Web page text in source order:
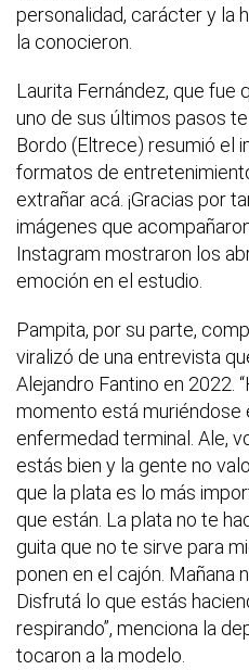
personalidad, carácter y la
la conocieron.
Laurita Fernández, que fue
uno de sus últimos pasos
Bordo (Eltrece) resumió el
formatos de
extrañar acá. ¡Gracias por
imágenes que
Instagram mostraron los
emoción en el estudio.
Pampita, por su parte,
viralizó de una entrevista
Alejandro Fantino en 2022.
momento está muriéndose
enfermedad terminal. Ale,
estás bien y la gente no
que la plata es lo más
que están. La plata no te
guita que no te sirve para
ponen en el cajón. Mañana
Disfrutá lo que estás
respirando”, menciona la
tocaron a la modelo.